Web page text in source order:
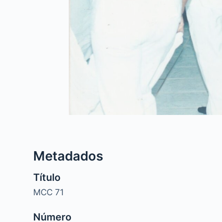
Metadados
Título
MCC 71
Número